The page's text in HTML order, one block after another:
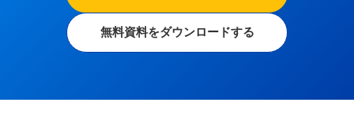
無料資料をダウンロードする